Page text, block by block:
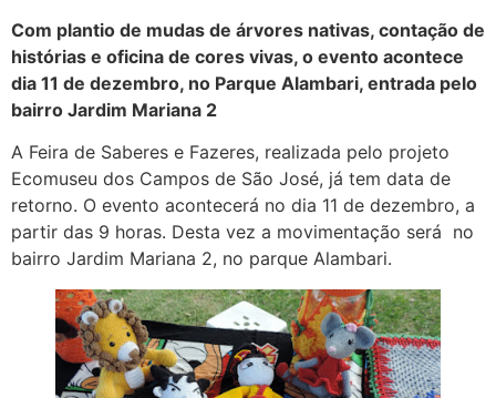
Com plantio de mudas de árvores nativas, contação de
histórias e oficina de cores vivas, o evento acontece
dia 11 de dezembro, no Parque Alambari, entrada pelo
bairro Jardim Mariana 2
A Feira de Saberes e Fazeres, realizada pelo projeto
Ecomuseu dos Campos de São José, já tem data de
retorno. O evento acontecerá no dia 11 de dezembro, a
partir das 9 horas. Desta vez a movimentação será no
bairro Jardim Mariana 2, no parque Alambari.